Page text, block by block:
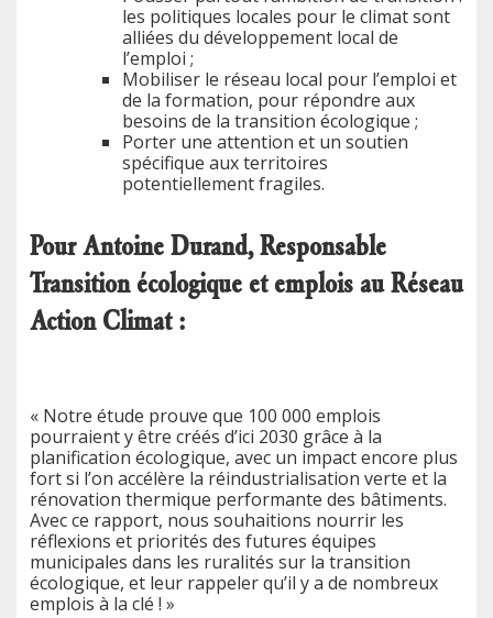
les politiques locales pour le climat sont
alliées du développement local de
l’emploi ;
Mobiliser le réseau local pour l’emploi et
de la formation, pour répondre aux
besoins de la transition écologique ;
Porter une attention et un soutien
spécifique aux territoires
potentiellement fragiles.
Pour Antoine Durand, Responsable
Transition écologique et emplois au Réseau
Action Climat :
« Notre étude prouve que 100 000 emplois
pourraient y être créés d’ici 2030 grâce à la
planification écologique, avec un impact encore plus
fort si l’on accélère la réindustrialisation verte et la
rénovation thermique performante des bâtiments.
Avec ce rapport, nous souhaitions nourrir les
réflexions et priorités des futures équipes
municipales dans les ruralités sur la transition
écologique, et leur rappeler qu’il y a de nombreux
emplois à la clé ! »